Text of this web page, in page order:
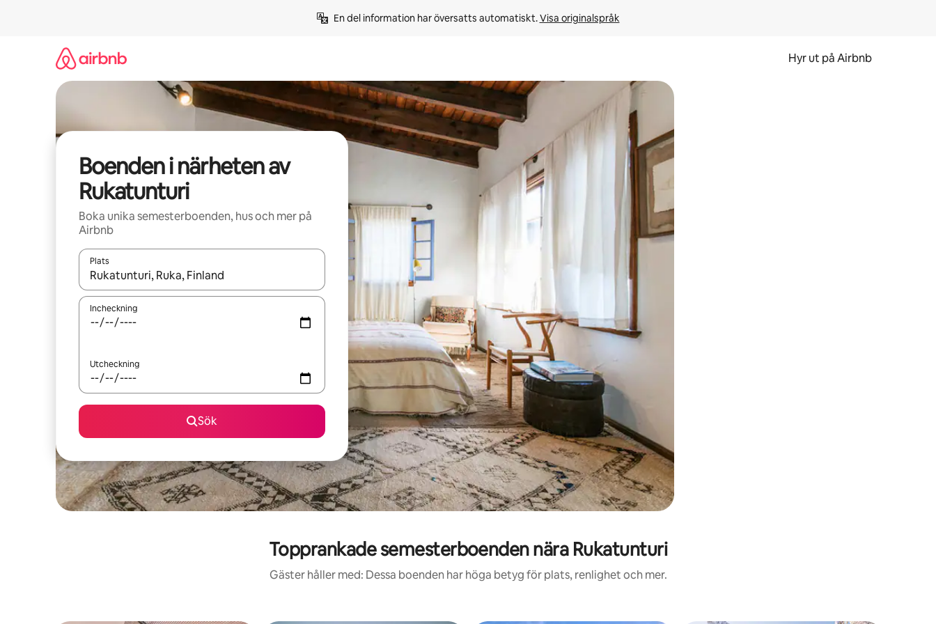
En del information har översatts automatiskt. Visa originalspråk
Hyr ut på Airbnb
Boenden i närheten av
Rukatunturi
Boka unika semesterboenden, hus och mer på
Airbnb
Plats
När resultaten är tillgängliga kan du navigera med upp- och nedåtpilarna eller utforska genom att trycka eller svepa.
Incheckning
Utcheckning
Sök
Topprankade semesterboenden nära Rukatunturi
Gäster håller med: Dessa boenden har höga betyg för plats, renlighet och mer.